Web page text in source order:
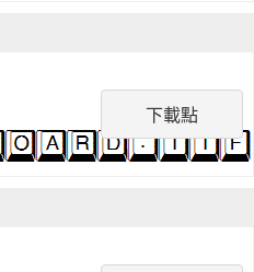
下載點